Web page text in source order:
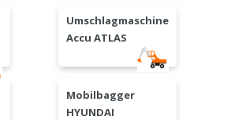
Umschlagmaschine
Accu ATLAS
Mobilbagger
HYUNDAI